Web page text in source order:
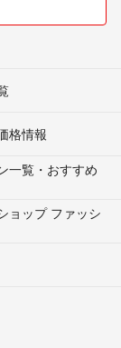
格情報
一覧・おすすめ
ョップ ファッシ